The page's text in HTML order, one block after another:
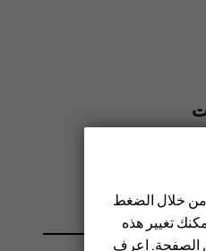
من خلال الضغط
تغيير هذه
الصفحة. اعرف